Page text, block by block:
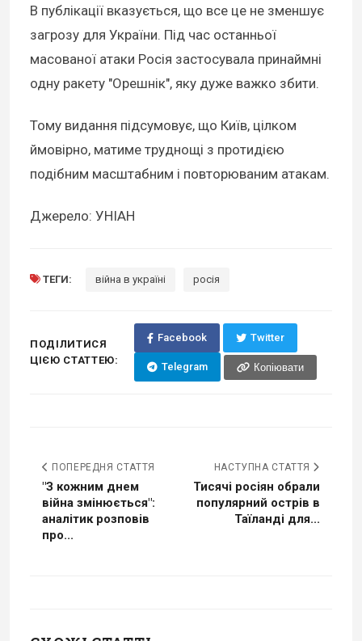
В публікації вказується, що все це не зменшує
загрозу для України. Під час останньої
масованої атаки Росія застосувала принаймні
одну ракету "Орешнік", яку дуже важко збити.
Тому видання підсумовує, що Київ, цілком
ймовірно, матиме труднощі з протидією
подібним масштабним і повторюваним атакам.
Джерело: УНІАН
ТЕГИ: війна в україні росія
ПОДІЛИТИСЯ
ЦІЄЮ СТАТТЕЮ:
Facebook Twitter
Telegram Копіювати
ПОПЕРЕДНЯ СТАТТЯ
"З кожним днем
війна змінюється":
аналітик розповів
про...
НАСТУПНА СТАТТЯ
Тисячі росіян обрали
популярний острів в
Таїланді для...